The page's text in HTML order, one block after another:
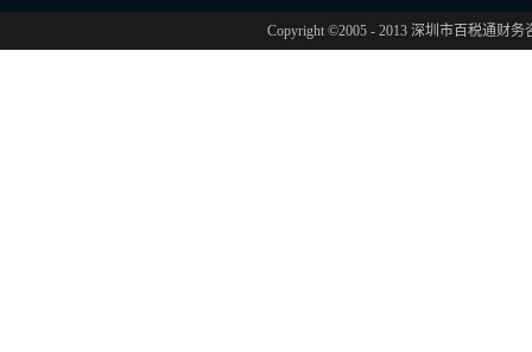
Copyright ©2005 - 2013 深圳市百税通财务